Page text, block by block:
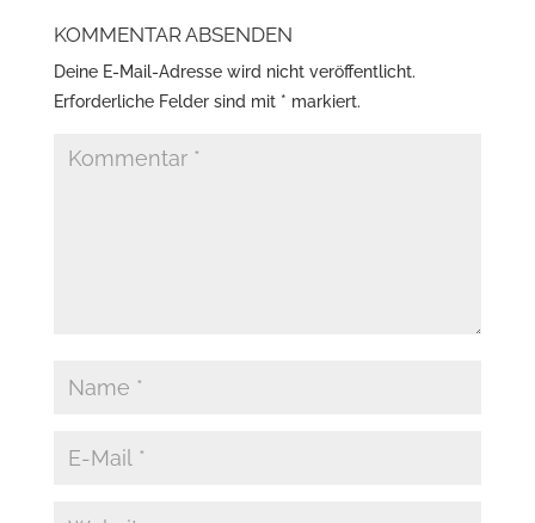
KOMMENTAR ABSENDEN
Deine E-Mail-Adresse wird nicht veröffentlicht.
Erforderliche Felder sind mit * markiert.